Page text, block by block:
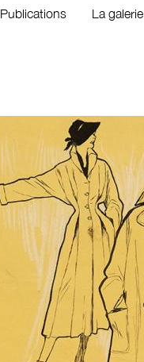
Publications La galerie